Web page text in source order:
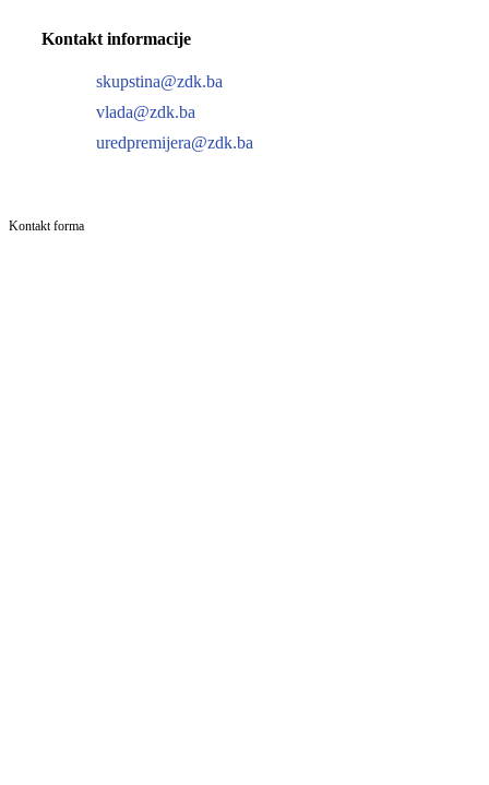
Kontakt informacije
skupstina@zdk.ba
vlada@zdk.ba
uredpremijera@zdk.ba
Kontakt forma